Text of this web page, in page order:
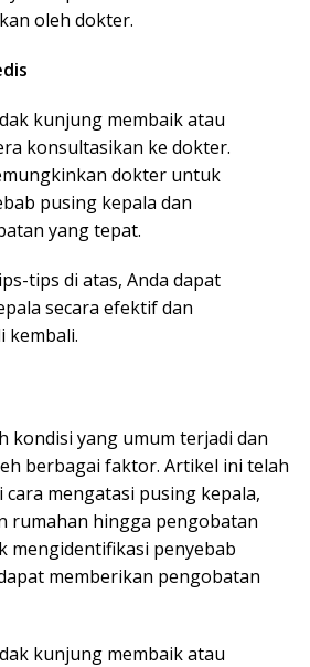
oleh dokter.
kunjung membaik atau
konsultasikan ke dokter.
dokter untuk
pusing kepala dan
yang tepat.
tips di atas, Anda dapat
secara efektif dan
kembali.
kondisi yang umum terjadi dan
berbagai faktor. Artikel ini telah
mengatasi pusing kepala,
rumahan hingga pengobatan
mengidentifikasi penyebab
memberikan pengobatan
kunjung membaik atau